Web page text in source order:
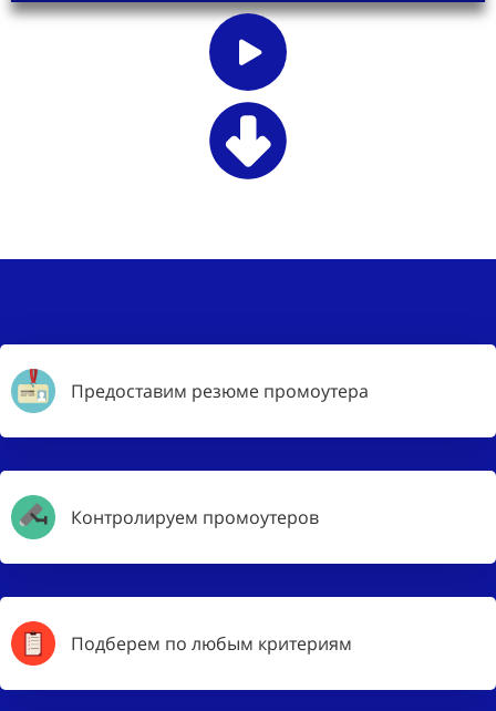
Предоставим резюме промоутера
Контролируем промоутеров
Подберем по любым критериям